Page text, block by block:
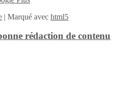
| Marqué avec html5
rédaction de contenu